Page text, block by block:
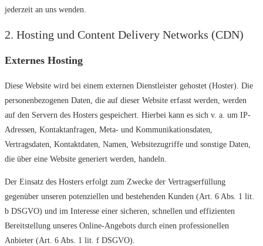
jederzeit an uns wenden.
2. Hosting und Content Delivery Networks (CDN)
Externes Hosting
Diese Website wird bei einem externen Dienstleister gehostet (Hoster). Die
personenbezogenen Daten, die auf dieser Website erfasst werden, werden
auf den Servern des Hosters gespeichert. Hierbei kann es sich v. a. um IP-
Adressen, Kontaktanfragen, Meta- und Kommunikationsdaten,
Vertragsdaten, Kontaktdaten, Namen, Websitezugriffe und sonstige Daten,
die über eine Website generiert werden, handeln.
Der Einsatz des Hosters erfolgt zum Zwecke der Vertragserfüllung
gegenüber unseren potenziellen und bestehenden Kunden (Art. 6 Abs. 1 lit.
b DSGVO) und im Interesse einer sicheren, schnellen und effizienten
Bereitstellung unseres Online-Angebots durch einen professionellen
Anbieter (Art. 6 Abs. 1 lit. f DSGVO).